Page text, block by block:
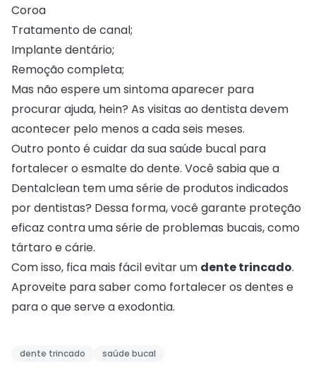
Coroa
Tratamento de canal;
Implante dentário;
Remoção completa;
Mas não espere um sintoma aparecer para
procurar ajuda, hein? As visitas ao dentista devem
acontecer pelo menos a cada seis meses.
Outro ponto é cuidar da sua saúde bucal para
fortalecer o esmalte do dente. Você sabia que a
Dentalclean tem uma série de produtos indicados
por dentistas? Dessa forma, você garante proteção
eficaz contra uma série de problemas bucais, como
tártaro e cárie.
Com isso, fica mais fácil evitar um dente trincado.
Aproveite para saber como fortalecer os dentes e
para o que serve aexodontia.
dente trincado saúde bucal